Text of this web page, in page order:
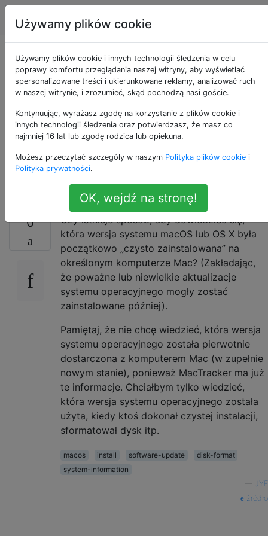
Apple Tagi
Jak poznać wersję
systemu macOS
używaną do
najnowszej czystej
instalacji?
0
Czy istnieje sposób, aby dowiedzieć się,
która wersja systemu macOS lub OS X była
początkowo „czysto zainstalowana” na
określonym komputerze Mac? (Zakładając,
że poważne lub niewielkie aktualizacje
systemu operacyjnego mogły zostać
zainstalowane później).
Pamiętaj, że nie chcę wiedzieć, która wersja
systemu operacyjnego została pierwotnie
dostarczona z komputerem Mac (w zupełnie
nowym stanie), ponieważ MacTracker ma już
te informacje. Chciałbym tylko wiedzieć,
która wersja systemu operacyjnego została
użyta, kiedy ktoś dokonał czystej instalacji,
sformatował dysk itp.
macos install software-update
disk-format
system-information
JYF
źródło
Używamy plików cookie
Używamy plików cookie i innych technologii śledzenia w celu
poprawy komfortu przeglądania naszej witryny, aby wyświetlać
spersonalizowane treści i ukierunkowane reklamy, analizować ruch
w naszej witrynie, i zrozumieć, skąd pochodzą nasi goście.
Kontynuując, wyrażasz zgodę na korzystanie z plików cookie i
innych technologii śledzenia oraz potwierdzasz, że masz co
najmniej 16 lat lub zgodę rodzica lub opiekuna.
Możesz przeczytać szczegóły w naszym Polityka plików cookie i
Polityka prywatności.
OK, wejdź na stronę!